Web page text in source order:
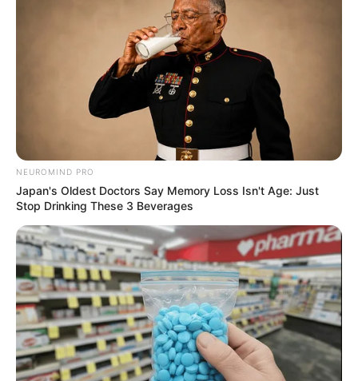
ΘΕΛΕΤΕ ΝΑ ΔΩΣΕΤΕ ΣΤΟΙΧΕΙΑ ΤΗΣ ΚΑΡΤΑΣ
ΣΑΣ ΣΤΟ ΔΙΑΔΙΚΤΥΟ, Η ΑΠΛΑ ΔΕΝ ΤΑ
ΚΑΤΑΦΕΡΝΕΤΕ ΜΕ ΑΥΤΑ, ΜΠΟΡΕΙΤΕ ΝΑ ΜΟΥ
ΚΑΤΑΘΕΣΕΤΕ ΣΕ ΛΟΓΑΡΙΑΣΜΟ ΣΤΗΝ ΕΘΝΙΚΗ
ΜΕ IBAN GR9501104880000048834149733
(ΣΤΟ ΟΝΟΜΑ ΕΥΤΥΧΙΑ ΝΙΚΑ) ΓΡΑΦΟΝΤΑΣ ΩΣ
ΔΙΚΑΙΟΛΟΓΙΑ “ΔΩΡΕΑ” ΚΑΙ ΑΝ ΘΕΛΕΤΕ ΚΑΙ ΤΟ
ΟΝΟΜΑ ΣΑΣ ΓΙΑ ΝΑ ΜΠΟΡΩ ΝΑ ΞΕΡΩ ΠΟΙΟΙ ΜΕ
ΥΠΟΣΤΗΡΙΞΤΕ ΤΟΝ ΑΓΩΝΑ ΜΑΣ
Επισκεφτείτετο κανάλι μου στο youtubeαν
ψάχνετε πραγματικά να βρείτε την αλήθεια… Η
NEUROMIND PRO
Japan's Oldest Doctors Say Memory Loss Isn't Age: Just
Stop Drinking These 3 Beverages